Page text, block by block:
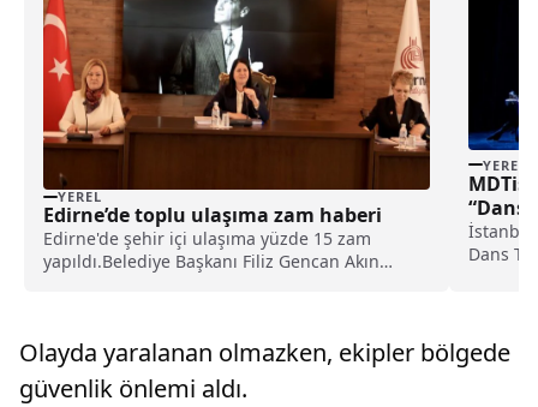
YEREL
Edirne’de toplu ulaşıma zam haberi
Edirne'de şehir içi ulaşıma yüzde 15 zam
yapıldı.Belediye Başkanı Filiz Gencan Akın
alan ulaşım zam ma...
YEREL
“Dans
İstanbul
Dans
Olayda yaralanan olmazken, ekipler bölgede
güvenlik önlemi aldı.